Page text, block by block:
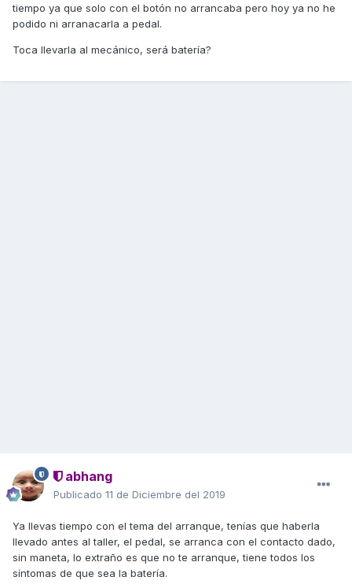
tiempo ya que solo con el botón no arrancaba pero hoy ya no he
podido ni arranacarla a pedal.
Toca llevarla al mecánico, será batería?
abhang
Publicado 11 de Diciembre del 2019
Ya llevas tiempo con el tema del arranque, tenías que haberla
llevado antes al taller, el pedal, se arranca con el contacto dado,
sin maneta, lo extraño es que no te arranque, tiene todos los
síntomas de que sea la batería.